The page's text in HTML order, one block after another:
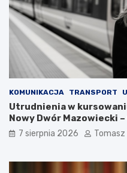
KOMUNIKACJA TRANSPORT
Utrudnienia w
Nowy Dwór Mazowiecki
7 sierpnia 2026 Tomasz